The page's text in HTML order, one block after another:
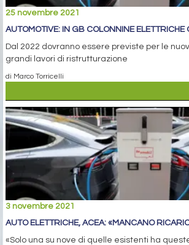
25 novembre 2021
AUTOMOTIVE: IN GB COLONNINE ELETTRICHE
Dal 2022 dovranno essere previste per le
grandi lavori di ristrutturazione
di Marco Torricelli
3 novembre 2021
AUTO ELETTRICHE, ACEA: «MANCANO
«Solo una su nove di quelle esistenti ha